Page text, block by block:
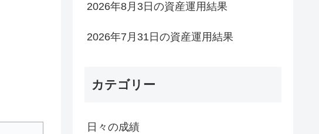
2026年8月3日の資産運用結果
2026年7月31日の資産運用結果
カテゴリー
日々の成績